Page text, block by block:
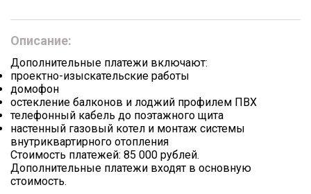
Описание:
Дополнительные платежи включают:
проектно-изыскательские работы
домофон
остекление балконов и лоджий профилем ПВХ
телефонный кабель до поэтажного щита
настенный газовый котел и монтаж системы
внутриквартирного отопления
Стоимость платежей: 85 000 рублей.
Дополнительные платежи входят в основную
стоимость.